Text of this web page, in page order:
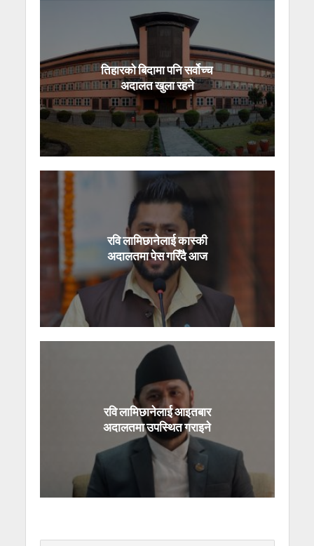
तिहारको बिदामा पनि सर्वोच्च
अदालत खुला रहने
रवि लामिछानेलाई कास्की
अदालतमा पेस गरिँदै आज
रवि लामिछानेलाई आइतबार
अदालतमा उपस्थित गराइने